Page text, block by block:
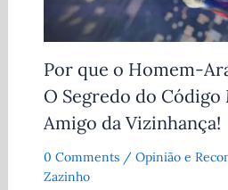
Por que o Homem-
O Segredo do Código
Amigo da Vizinhança!
0 Comments / Opinião e
Zazinho